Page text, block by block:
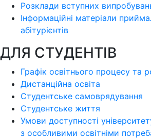
Розклади вступних
Інформаційні матеріали
абітурієнтів
ДЛЯ СТУДЕНТІВ
Графік освітнього процесу та
Дистанційна освіта
Студентське самоврядування
Студентське життя
Умови доступності
з особливими освітніми